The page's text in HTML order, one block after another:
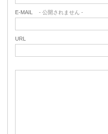
E-MAIL - 公開されません -
URL